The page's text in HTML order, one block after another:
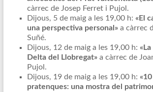
càrrec de Josep Ferret i Pujol.
Dijous, 5 de maig a les 19,00 h: «El
una perspectiva personal»a càrrec
Suñé.
Dijous, 12 de maig a les 19,00 h:
Delta del Llobregat»a càrrec de
Pujol.
Dijous, 19 de maig a les 19,00 h:
pratenques: una mostra del